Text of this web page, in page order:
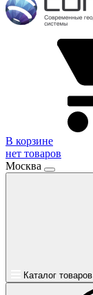
В корзине
нет товаров
Москва
Каталог товаров